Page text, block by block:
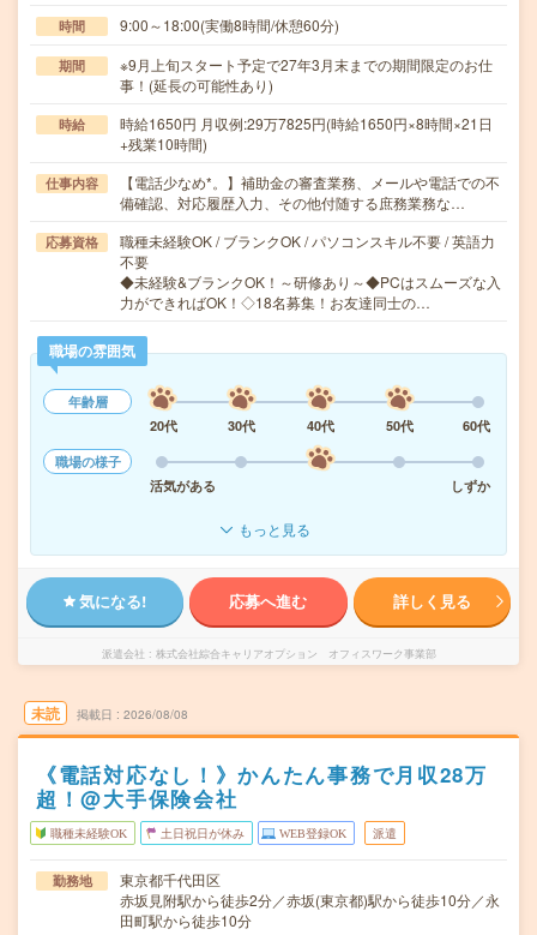
時間 9:00～18:00(実働8時間/休憩60分)
期間
※9月上旬スタート予定で27年3月末までの期間限定のお仕
事！(延長の可能性あり)
時給
時給1650円 月収例:29万7825円(時給1650円×8時間×21日
+残業10時間)
仕事内容
【電話少なめ*。】補助金の審査業務、メールや電話での不
備確認、対応履歴入力、その他付随する庶務業務な…
応募資格
職種未経験OK / ブランクOK / パソコンスキル不要 / 英語力
不要
◆未経験&ブランクOK！～研修あり～◆PCはスムーズな入
力ができればOK！◇18名募集！お友達同士の…
職場の雰囲気
年齢層
20代
30代 40代 50代
60代
職場の様子
活気がある
しずか
もっと見る
気になる! 応募へ進む 詳しく見る
派遣会社 株式会社綜合キャリアオプション オフィスワーク事業部
未読 掲載日 2026/08/08
《電話対応なし！》かんたん事務で月収28万
超！@大手保険会社
職種未経験OK 土日祝日が休み WEB登録OK 派遣
勤務地
東京都千代田区
赤坂見附駅から徒歩2分／赤坂(東京都)駅から徒歩10分／永
田町駅から徒歩10分